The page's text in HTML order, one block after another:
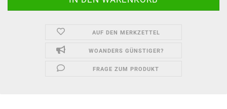
AUF DEN MERKZETTEL
WOANDERS GÜNSTIGER?
FRAGE ZUM PRODUKT